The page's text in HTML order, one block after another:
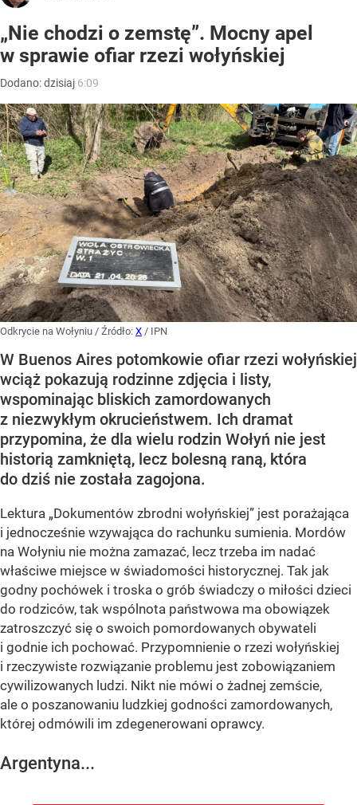
„Nie chodzi o zemstę”. Mocny apel
w sprawie ofiar rzezi wołyńskiej
Dodano:dzisiaj 6:09
Odkrycie na Wołyniu / Źródło: X / IPN
W Buenos Aires potomkowie ofiar rzezi wołyńskiej
wciąż pokazują rodzinne zdjęcia i listy,
wspominając bliskich zamordowanych
z niezwykłym okrucieństwem. Ich dramat
przypomina, że dla wielu rodzin Wołyń nie jest
historią zamkniętą, lecz bolesną raną, która
do dziś nie została zagojona.
Lektura „Dokumentów zbrodni wołyńskiej” jest porażająca
i jednocześnie wzywająca do rachunku sumienia. Mordów
na Wołyniu nie można zamazać, lecz trzeba im nadać
właściwe miejsce w świadomości historycznej. Tak jak
godny pochówek i troska o grób świadczy o miłości dzieci
do rodziców, tak wspólnota państwowa ma obowiązek
zatroszczyć się o swoich pomordowanych obywateli
i godnie ich pochować. Przypomnienie o rzezi wołyńskiej
i rzeczywiste rozwiązanie problemu jest zobowiązaniem
cywilizowanych ludzi. Nikt nie mówi o żadnej zemście,
ale o poszanowaniu ludzkiej godności zamordowanych,
której odmówili im zdegenerowani oprawcy.
Argentyna...